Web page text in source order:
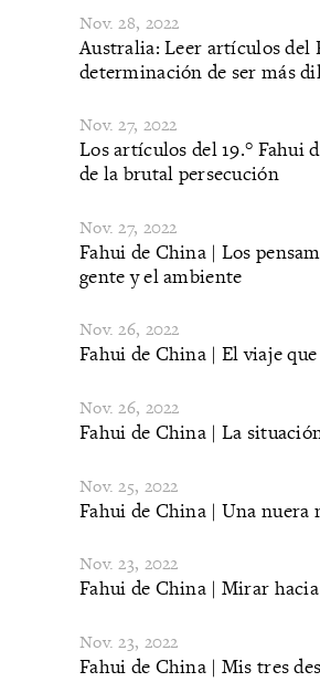
Nov. 28, 2022
Australia: Leer artículos del
determinación de ser más
Nov. 27, 2022
Los artículos del 19.° Fahui
de la brutal persecución
Nov. 27, 2022
Fahui de China | Los
gente y el ambiente
Nov. 26, 2022
Fahui de China | El viaje
Nov. 26, 2022
Fahui de China | La
Nov. 25, 2022
Fahui de China | Una nuera
Nov. 23, 2022
Fahui de China | Mirar
Nov. 23, 2022
Fahui de China | Mis tres